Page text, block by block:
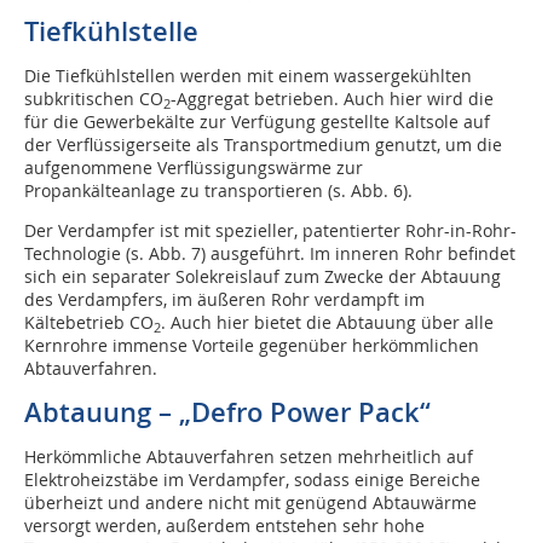
Tiefkühlstelle
Die Tiefkühlstellen werden mit einem wassergekühlten
subkritischen CO2-Aggregat betrieben. Auch hier wird die
für die Gewerbekälte zur Verfügung gestellte Kaltsole auf
der Verflüssigerseite als Transportmedium genutzt, um die
aufgenommene Verflüssigungswärme zur
Propankälteanlage zu transportieren (s. Abb. 6).
Der Verdampfer ist mit spezieller, patentierter Rohr-in-Rohr-
Technologie (s. Abb. 7) ausgeführt. Im inneren Rohr befindet
sich ein separater Solekreislauf zum Zwecke der Abtauung
des Verdampfers, im äußeren Rohr verdampft im
Kältebetrieb CO2. Auch hier bietet die Abtauung über alle
Kernrohre immense Vorteile gegenüber herkömmlichen
Abtauverfahren.
Abtauung – „Defro Power Pack“
Herkömmliche Abtauverfahren setzen mehrheitlich auf
Elektroheizstäbe im Verdampfer, sodass einige Bereiche
überheizt und andere nicht mit genügend Abtauwärme
versorgt werden, außerdem entstehen sehr hohe